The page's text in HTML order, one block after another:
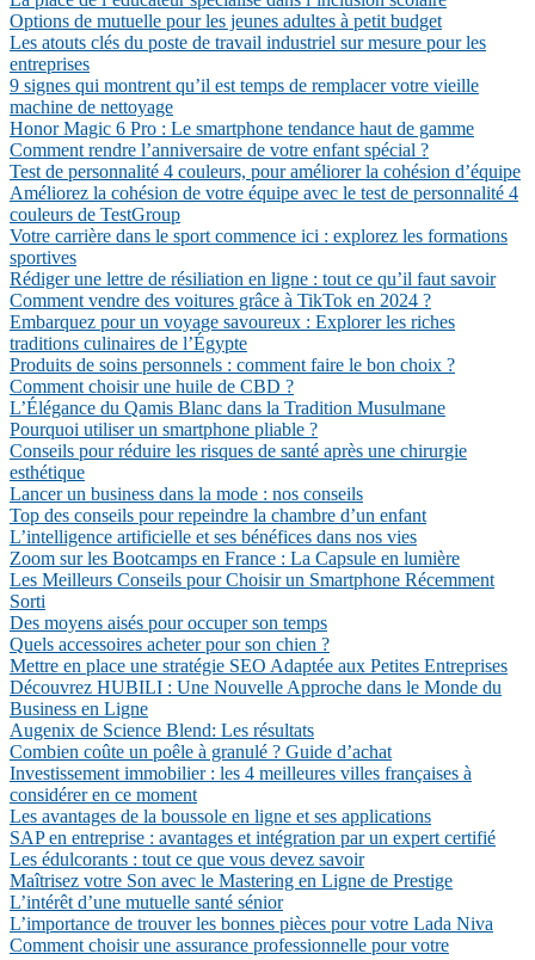
Options de mutuelle pour les jeunes adultes à petit budget
Les atouts clés du poste de travail industriel sur mesure pour les
entreprises
9 signes qui montrent qu’il est temps de remplacer votre vieille
machine de nettoyage
Honor Magic 6 Pro : Le smartphone tendance haut de gamme
Comment rendre l’anniversaire de votre enfant spécial ?
Test de personnalité 4 couleurs, pour améliorer la cohésion d’équipe
Améliorez la cohésion de votre équipe avec le test de personnalité 4
couleurs de TestGroup
Votre carrière dans le sport commence ici : explorez les formations
sportives
Rédiger une lettre de résiliation en ligne : tout ce qu’il faut savoir
Comment vendre des voitures grâce à TikTok en 2024 ?
Embarquez pour un voyage savoureux : Explorer les riches
traditions culinaires de l’Égypte
Produits de soins personnels : comment faire le bon choix ?
Comment choisir une huile de CBD ?
L’Élégance du Qamis Blanc dans la Tradition Musulmane
Pourquoi utiliser un smartphone pliable ?
Conseils pour réduire les risques de santé après une chirurgie
esthétique
Lancer un business dans la mode : nos conseils
Top des conseils pour repeindre la chambre d’un enfant
L’intelligence artificielle et ses bénéfices dans nos vies
Zoom sur les Bootcamps en France : La Capsule en lumière
Les Meilleurs Conseils pour Choisir un Smartphone Récemment
Sorti
Des moyens aisés pour occuper son temps
Quels accessoires acheter pour son chien ?
Mettre en place une stratégie SEO Adaptée aux Petites Entreprises
Découvrez HUBILI : Une Nouvelle Approche dans le Monde du
Business en Ligne
Augenix de Science Blend: Les résultats
Combien coûte un poêle à granulé ? Guide d’achat
Investissement immobilier : les 4 meilleures villes françaises à
considérer en ce moment
Les avantages de la boussole en ligne et ses applications
SAP en entreprise : avantages et intégration par un expert certifié
Les édulcorants : tout ce que vous devez savoir
Maîtrisez votre Son avec le Mastering en Ligne de Prestige
L’intérêt d’une mutuelle santé sénior
L’importance de trouver les bonnes pièces pour votre Lada Niva
Comment choisir une assurance professionnelle pour votre